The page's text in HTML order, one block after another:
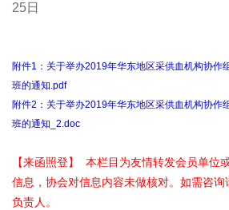
25日
附件1：关于举办2019年华东地区采供血机构协作
班的通知.pdf
附件2：关于举办2019年华东地区采供血机构协作
班的通知_2.doc
【来函照登】 本栏目为友情转发会员单位
信息，协会对信息内容未做核对。如需咨
负责人。